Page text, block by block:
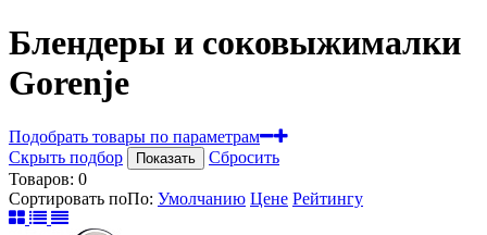
Блендеры и соковыжималки
Gorenje
Подобрать товары по параметрам
Скрыть подбор
Показать
Сбросить
Товаров: 0
Сортировать поПо: Умолчанию Цене Рейтингу